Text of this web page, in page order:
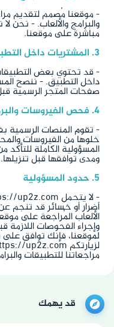
- موقعنا مُصمم لتقديم
والبرامج والألعاب. - نحن
مباشرة على موقعنا.
3. المشتريات داخل التطبيق
- قد تحتوي بعض
داخل التطبيق. - ننصح
صفحات المتجر الرسمية
4. فحص الفيروسات والبرمجيات الضارة
- تقوم المنصات الرسمية
خلوها من الفيروسات
المسؤولية الكاملة للتأكد
ومدى توافقها قبل تنزيلها.
5. حدود المسؤولية
أضرار أو خسائر قد تنجم
الألعاب المُراجعة على
وإجراء الفحوصات اللازمة
لموقعنا، فإنك توافق
مراجعاتنا للتطبيقات
قد يهمك